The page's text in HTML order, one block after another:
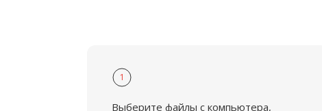
1
Выберите файлы с компьютера,